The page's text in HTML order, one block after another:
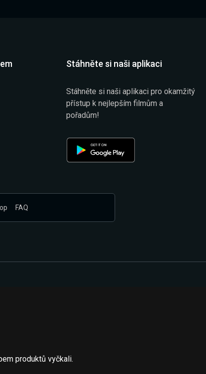
Stáhněte si naši aplikaci
Stáhněte si naši aplikaci pro okamžitý
přístup k nejlepším filmům a
pořadům!
FAQ
produktů vyčkali.